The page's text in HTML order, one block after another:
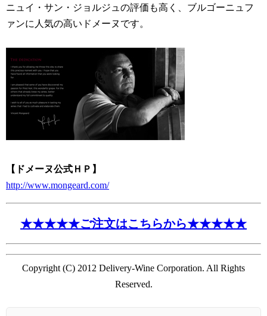
ニュイ・サン・ジョルジュの評価も高く、ブルゴーニュフ
ァンに人気の高いドメーヌです。
【ドメーヌ公式ＨＰ】
http://www.mongeard.com/
★★★★★ご注文はこちらから★★★★★
Copyright (C) 2012 Delivery-Wine Corporation. All Rights
Reserved.